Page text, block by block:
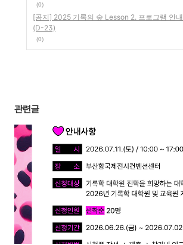
(0)
[공지] 2025 기록의 숲 Lesson 2. 프로그램 안내
(D-23)
(0)
관련글